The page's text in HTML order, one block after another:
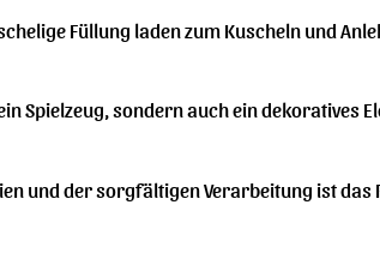
Füllung laden zum Kuscheln und
Spielzeug, sondern auch ein dekoratives
und der sorgfältigen Verarbeitung ist